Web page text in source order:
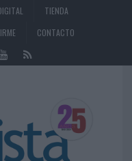
TIENDA
CONTACTO